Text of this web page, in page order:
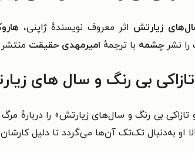
زیارتش اثر معروف نویسندهٔ ژاپنی،
نشر چشمه با ترجمهٔ امیرمهدی حقیقت
بی رنگ و سال های
تازاکی بی رنگ و سال‌های زیارتش» را دربارهٔ
او به‌دنبال تک‌تک آن‌ها می‌گردد تا دلیل